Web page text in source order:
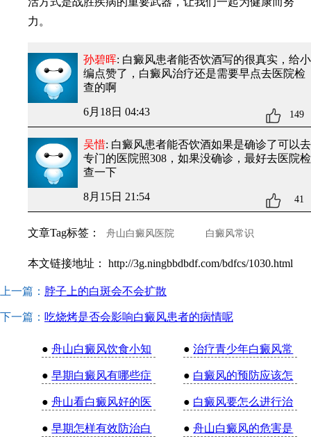
力。
孙碧晖: 白癜风患者能否饮酒写的很真实，给小
编点赞了，白癜风治疗还是需要早点去医院检
查的啊
6月18日 04:43 149
吴惜: 白癜风患者能否饮酒如果是确诊了可以去
专门的医院照308，如果没确诊，最好去医院检
查一下
8月15日 21:54 41
文章Tag标签： 舟山白癜风医院 白癜风常识
本文链接地址： http://3g.ningbbdbdf.com/bdfcs/1030.html
上一篇： 脖子上的白斑会不会扩散
下一篇： 吃烧烤是否会影响白癜风患者的病情呢
●舟山白癜风饮食小知 ●治疗青少年白癜风常
●早期白癜风有哪些症 ● 白癜风的预防应该怎
●舟山看白癜风好的医 ● 白癜风要怎么进行治
●早期怎样有效防治白 ●舟山白癜风的危害是